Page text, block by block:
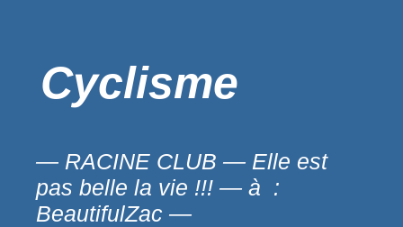
Cyclisme
— RACINE CLUB — Elle est
pas belle la vie !!! — à :
BeautifulZac —